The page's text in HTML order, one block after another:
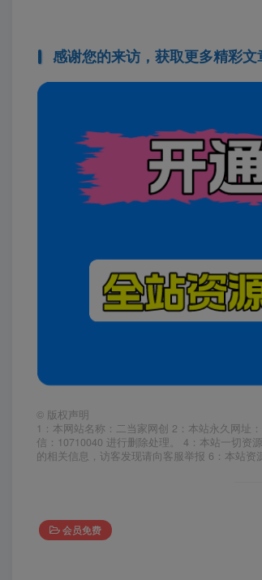
感谢您的来访，获取更多精彩文
© 版权声明
1：本网站名称：二当家网创 2：本站永久网址
信：10710040 进行删除处理。 4：本站一切资
的相关信息，访客发现请向客服举报 6：本站资
会员免费